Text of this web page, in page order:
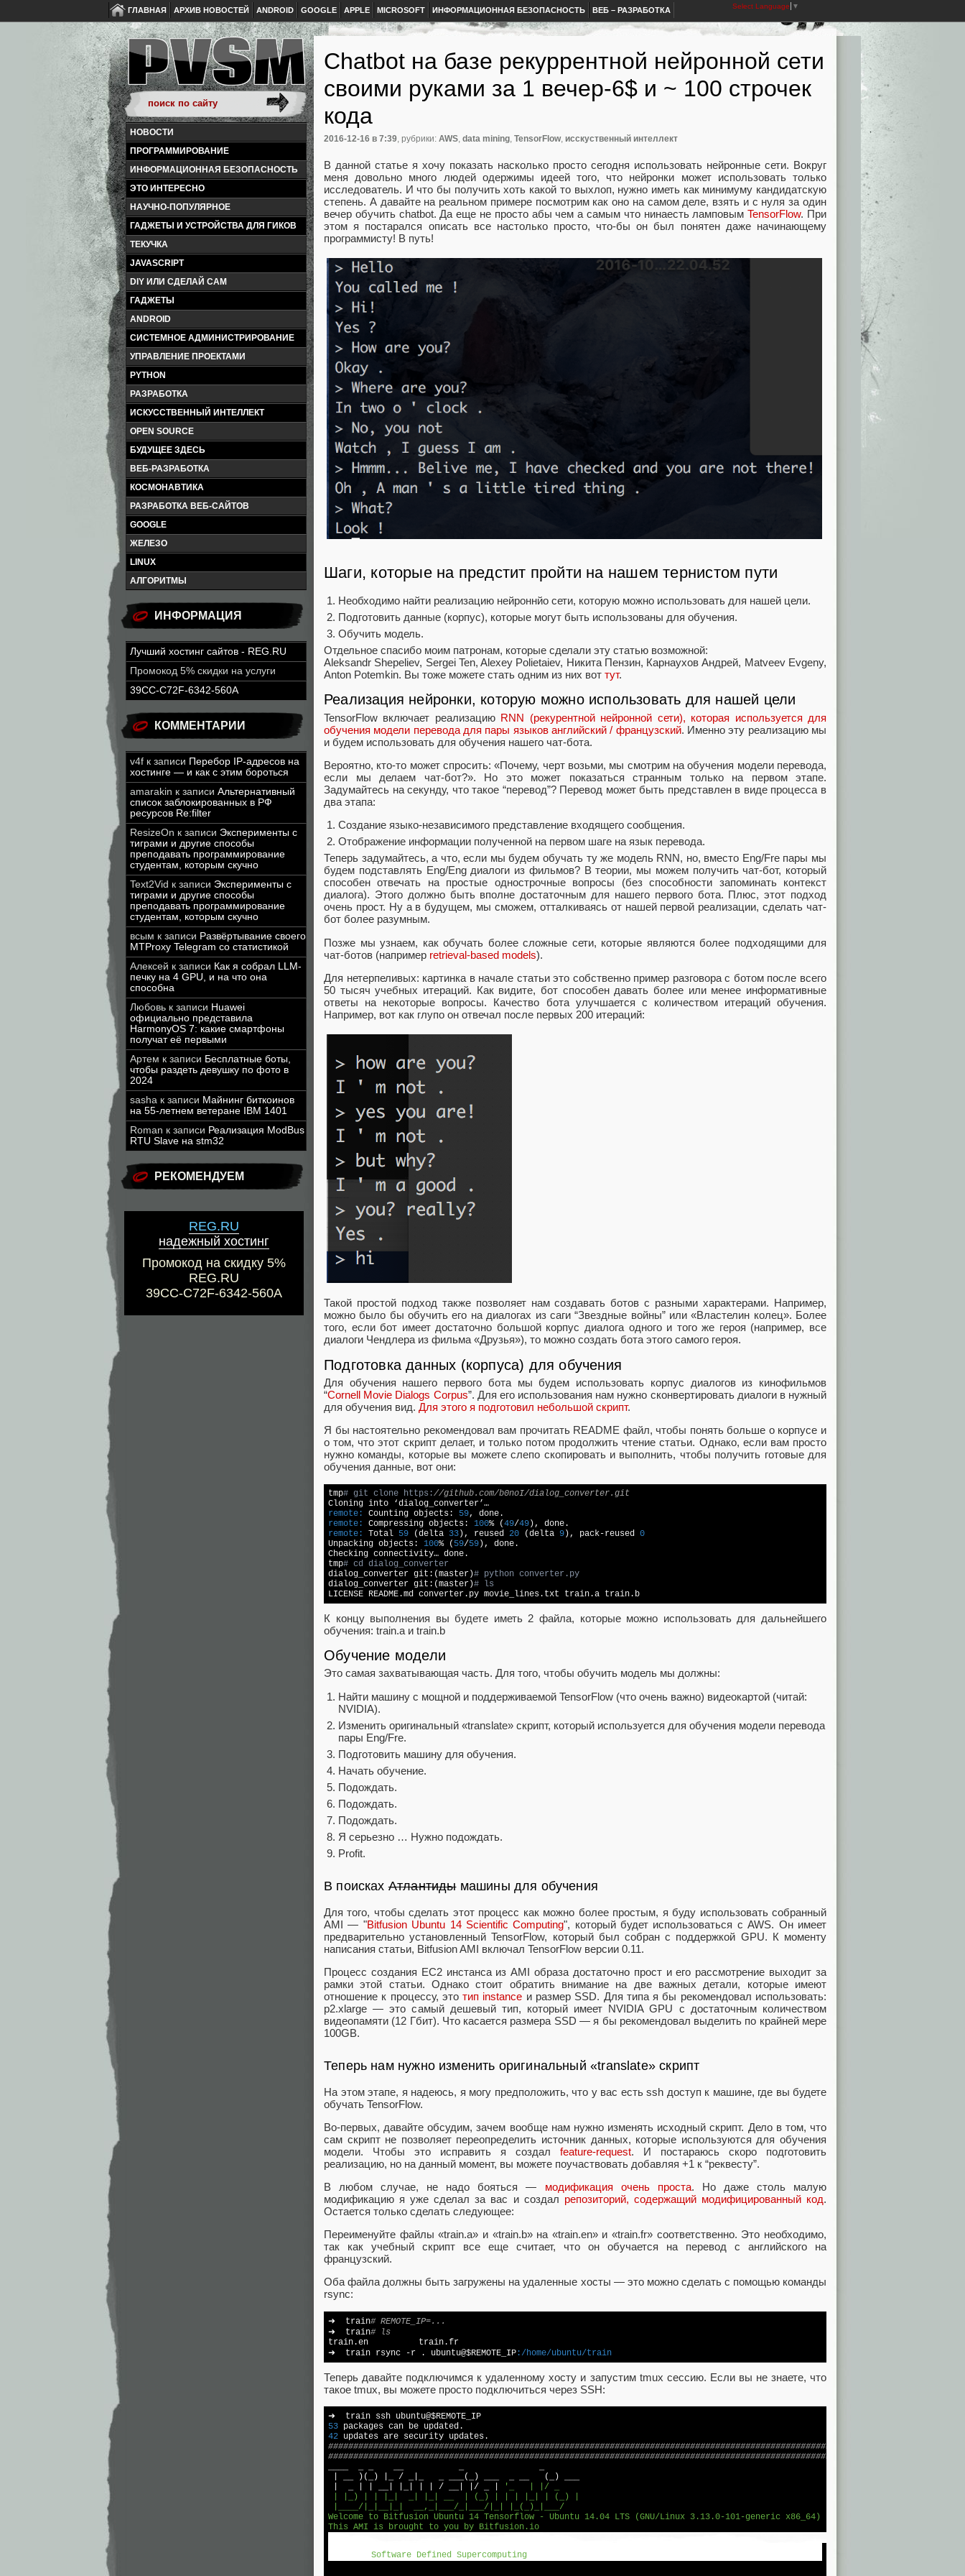
ГЛАВНАЯ АРХИВ НОВОСТЕЙ ANDROID GOOGLE APPLE MICROSOFT ИНФОРМАЦИОННАЯ БЕЗОПАСНОСТЬ ВЕБ – РАЗРАБОТКА Select Language ▼
НОВОСТИ
ПРОГРАММИРОВАНИЕ
ИНФОРМАЦИОННАЯ БЕЗОПАСНОСТЬ
ЭТО ИНТЕРЕСНО
НАУЧНО-ПОПУЛЯРНОЕ
ГАДЖЕТЫ И УСТРОЙСТВА ДЛЯ ГИКОВ
ТЕКУЧКА
JAVASCRIPT
DIY ИЛИ СДЕЛАЙ САМ
ГАДЖЕТЫ
ANDROID
СИСТЕМНОЕ АДМИНИСТРИРОВАНИЕ
УПРАВЛЕНИЕ ПРОЕКТАМИ
PYTHON
РАЗРАБОТКА
ИСКУССТВЕННЫЙ ИНТЕЛЛЕКТ
OPEN SOURCE
БУДУЩЕЕ ЗДЕСЬ
ВЕБ-РАЗРАБОТКА
КОСМОНАВТИКА
РАЗРАБОТКА ВЕБ-САЙТОВ
GOOGLE
ЖЕЛЕЗО
LINUX
АЛГОРИТМЫ
ИНФОРМАЦИЯ
Лучший хостинг сайтов - REG.RU
Промокод 5% скидки на услуги
39CC-C72F-6342-560A
КОММЕНТАРИИ
v4f к записи Перебор IP-адресов на
хостинге — и как с этим бороться
amarakin к записи Альтернативный
список заблокированных в РФ
ресурсов Re:filter
ResizeOn к записи Эксперименты с
тиграми и другие способы
преподавать программирование
студентам, которым скучно
Text2Vid к записи Эксперименты с
тиграми и другие способы
преподавать программирование
студентам, которым скучно
всым к записи Развёртывание своего
MTProxy Telegram со статистикой
Алексей к записи Как я собрал LLM-
печку на 4 GPU, и на что она
способна
Любовь к записи Huawei
официально представила
HarmonyOS 7: какие смартфоны
получат её первыми
Артем к записи Бесплатные боты,
чтобы раздеть девушку по фото в
2024
sasha к записи Майнинг биткоинов
на 55-летнем ветеране IBM 1401
Roman к записи Реализация ModBus
RTU Slave на stm32
РЕКОМЕНДУЕМ
REG.RU
надежный хостинг
Промокод на скидку 5%
REG.RU
39CC-C72F-6342-560A
Chatbot на базе рекуррентной нейронной сети
своими руками за 1 вечер-6$ и ~ 100 строчек
кода
2016-12-16 в 7:39, рубрики: AWS, data mining, TensorFlow, исскуственный интеллект
В данной статье я хочу показать насколько просто сегодня использовать нейронные сети. Вокруг
меня довольно много людей одержимы идеей того, что нейронки может использовать только
исследователь. И что бы получить хоть какой то выхлоп, нужно иметь как минимуму кандидатскую
степень. А давайте на реальном примере посмотрим как оно на самом деле, взять и с нуля за один
вечер обучить chatbot. Да еще не просто абы чем а самым что нинаесть ламповымTensorFlow. При
этом я постарался описать все настолько просто, что-бы он был понятен даже начинающему
программисту! В путь!
Шаги, которые на предстит пройти на нашем тернистом пути
Необходимо найти реализацию нейроннйо сети, которую можно использовать для нашей цели.
Подготовить данные (корпус), которые могут быть использованы для обучения.
Обучить модель.
Отдельное спасибо моим патронам, которые сделали эту статью возможной:
Aleksandr Shepeliev, Sergei Ten, Alexey Polietaiev, Никита Пензин, Карнаухов Андрей, Matveev Evgeny,
Anton Potemkin. Вы тоже можете стать одним из них вот тут.
Реализация нейронки, которую можно использовать для нашей цели
TensorFlow включает реализацию RNN (рекурентной нейронной сети), которая используется для
обучения модели перевода для пары языков английский / французский. Именно эту реализацию мы
и будем использовать для обучения нашего чат-бота.
Вероятно, кто-то может спросить: «Почему, черт возьми, мы смотрим на обучения модели перевода,
если мы делаем чат-бот?». Но это может показаться странным только на первом этапе.
Задумайтесь на секунду, что такое “перевод”? Перевод может быть представлен в виде процесса в
два этапа:
Создание языко-независимого представление входящего сообщения.
Отображение информации полученной на первом шаге на язык перевода.
Теперь задумайтесь, а что, если мы будем обучать ту же модель RNN, но, вместо Eng/Fre пары мы
будем подставлять Eng/Eng диалоги из фильмов? В теории, мы можем получить чат-бот, который
способен отвечать на простые однострочные вопросы (без способности запоминать контекст
диалога). Этого должно быть вполне достаточным для нашего первого бота. Плюс, этот подход
очень прост. Ну а в будущем, мы сможем, отталкиваясь от нашей первой реализации, сделать чат-
бот более разумным.
Позже мы узнаем, как обучать более сложные сети, которые являются более подходящими для
чат-ботов (например retrieval-based models).
Для нетерпеливых: картинка в начале статьи это собственно пример разговора с ботом после всего
50 тысяч учебных итераций. Как видите, бот способен давать более или менее информативные
ответы на некоторые вопросы. Качество бота улучшается с количеством итераций обучения.
Например, вот как глупо он отвечал после первых 200 итераций:
Такой простой подход также позволяет нам создавать ботов с разными характерами. Например,
можно было бы обучить его на диалогах из саги “Звездные войны” или «Властелин колец». Более
того, если бот имеет достаточно большой корпус диалога одного и того же героя (например, все
диалоги Чендлера из фильма «Друзья»), то можно создать бота этого самого героя.
Подготовка данных (корпуса) для обучения
Для обучения нашего первого бота мы будем использовать корпус диалогов из кинофильмов
“Cornell Movie Dialogs Corpus”. Для его использования нам нужно сконвертировать диалоги в нужный
для обучения вид. Для этого я подготовил небольшой скрипт.
Я бы настоятельно рекомендовал вам прочитать README файл, чтобы понять больше о корпусе и
о том, что этот скрипт делает, и только потом продолжить чтение статьи. Однако, если вам просто
нужно команды, которые вы можете слепо скопировать и выполнить, чтобы получить готовые для
обучения данные, вот они:
tmp# git clone https://github.com/b0noI/dialog_converter.git
remote:
Counting objects: 59
remote:
Compressing objects: 100% (49/49
remote:
Total 59 (delta 33), reused 20 (delta 9), pack-reused 0
Unpacking objects: 100% ( 59/59), done.
Checking connectivity… done.
tmp# cd dialog_converter
dialog_converter git:(master)# python converter.py
dialog_converter git:(master)# ls
LICENSE README.md converter.py movie_lines.txt train.a train.b
К концу выполнения вы будете иметь 2 файла, которые можно использовать для дальнейшего
обучения: train.a и train.b
Обучение модели
Это самая захватывающая часть. Для того, чтобы обучить модель мы должны:
Найти машину с мощной и поддерживаемой TensorFlow (что очень важно) видеокартой (читай:
NVIDIA).
Изменить оригинальный «translate» скрипт, который используется для обучения модели перевода
пары Eng/Fre.
Подготовить машину для обучения.
Начать обучение.
Подождать.
Подождать.
Подождать.
Я серьезно … Нужно подождать.
Profit.
В поискахАтлантидымашины для обучения
Для того, чтобы сделать этот процесс как можно более простым, я буду использовать собранный
AMI — "Bitfusion Ubuntu 14 Scientific Computing", который будет использоваться с AWS. Он имеет
предварительно установленный TensorFlow, который был собран с поддержкой GPU. К моменту
написания статьи, Bitfusion AMI включал TensorFlow версии 0.11.
Процесс создания EC2 инстанса из AMI образа достаточно прост и его рассмотрение выходит за
рамки этой статьи. Однако стоит обратить внимание на две важных детали, которые имеют
отношение к процессу, этотип instance и размер SSD. Для типа я бы рекомендовал использовать:
p2.xlarge — это самый дешевый тип, который имеет NVIDIA GPU с достаточным количеством
видеопамяти (12 Гбит). Что касается размера SSD — я бы рекомендовал выделить по крайней мере
100GB.
Теперь нам нужно изменить оригинальный «translate» скрипт
На этом этапе, я надеюсь, я могу предположить, что у вас есть ssh доступ к машине, где вы будете
обучать TensorFlow.
Во-первых, давайте обсудим, зачем вообще нам нужно изменять исходный скрипт. Дело в том, что
сам скрипт не позволяет переопределить источник данных, которые используются для обучения
модели. Чтобы это исправить я создал feature-request. И постараюсь скоро подготовить
реализацию, но на данный момент, вы можете поучаствовать добавляя +1 к “реквесту”.
В любом случае, не надо бояться — модификация очень проста. Но даже столь малую
модификацию я уже сделал за вас и создал репозиторий, содержащий модифицированный код.
Остается только сделать следующее:
Переименуйте файлы «train.a» и «train.b» на «train.en» и «train.fr» соответственно. Это необходимо,
так как учебный скрипт все еще считает, что он обучается на перевод с английского на
французский.
Оба файла должны быть загружены на удаленные хосты — это можно сделать с помощью команды
rsync:
➜  train# REMOTE_IP=...
➜  train# ls
train.en          train.fr
➜  train rsync -r . ubuntu@$REMOTE_IP :/home/ubuntu/train
Теперь давайте подключимся к удаленному хосту и запустим tmux сессию. Если вы не знаете, что
такое tmux, вы можете просто подключиться через SSH:
53
42
######################################################################################################
######################################################################################################
| __ )(_) |_ / _|_   _ ___(_) ___  _ __   (_) ___
|  _ | | __| |_| | | / __| |/ _ |
'_   | |/ _
| |_) | | |_|  _| |_| __  | (_) | | | |_| | (_) |
|____/|_|__|_|  __,_|___/_|___/|_| |_(_)_|___/
Welcome to Bitfusion Ubuntu 14 Tensorflow - Ubuntu 14.04 LTS (GNU/Linux 3.13.0-101-generic x86_64)
Software Defined Supercomputing